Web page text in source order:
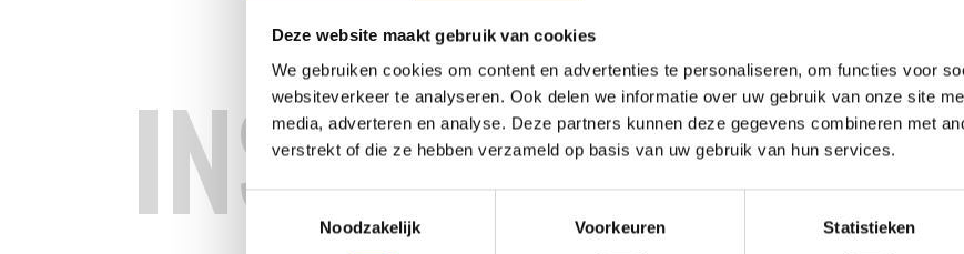
Deze website maakt gebruik van cookies
We gebruiken cookies om content en advertenties te personaliseren, om functies voor
websiteverkeer te analyseren. Ook delen we informatie over uw gebruik van onze site
media, adverteren en analyse. Deze partners kunnen deze gegevens combineren met
verstrekt of die ze hebben verzameld op basis van uw gebruik van hun services.
Toestemmingsselectie
Noodzakelijk
Voorkeuren Statistieken
INSPIRATIE